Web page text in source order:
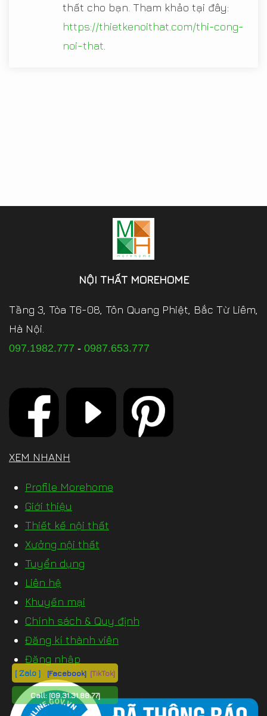
thất cho bạn. Tham khảo tại đây:
https://thietkenoithat.com/thi-cong-
noi-that
[ Zalo ] [Facebook] [TikTok]
Call: [09.31.31.88.77]
NỘI THẤT MOREHOME
Tầng 3, Tòa T6-08, Tôn Quang Phiệt, Bắc Từ Liêm,
Hà Nội.
097.1982.777 - 0987.653.777
XEM NHANH
Profile Morehome
Giới thiệu
Thiết kế nội thất
Xưởng nội thất
Tuyển dụng
Liên hệ
Khuyến mại
Chính sách & Quy định
Đăng kí thành viên
Đăng nhập